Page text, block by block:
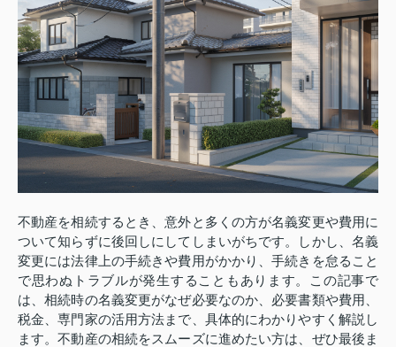
不動産を相続するとき、意外と多くの方が名義変更や費用に
ついて知らずに後回しにしてしまいがちです。しかし、名義
変更には法律上の手続きや費用がかかり、手続きを怠ること
で思わぬトラブルが発生することもあります。この記事で
は、相続時の名義変更がなぜ必要なのか、必要書類や費用、
税金、専門家の活用方法まで、具体的にわかりやすく解説し
ます。不動産の相続をスムーズに進めたい方は、ぜひ最後ま